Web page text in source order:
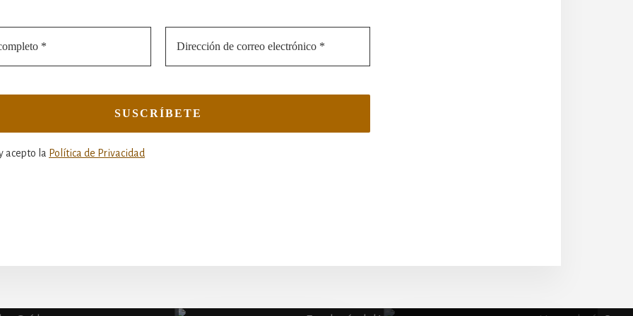
acepto la Política de Privacidad